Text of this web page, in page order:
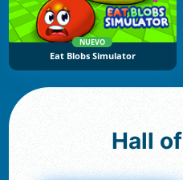
NUEVO
Eat Blobs Simulator
Hall of